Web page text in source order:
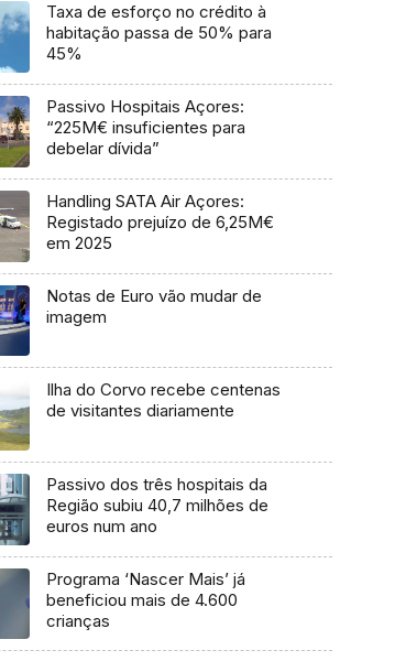
Taxa de esforço no crédito à
habitação passa de 50% para
45%
Passivo Hospitais Açores:
“225M€ insuficientes para
debelar dívida”
Handling SATA Air Açores:
Registado prejuízo de 6,25M€
em 2025
Notas de Euro vão mudar de
imagem
Ilha do Corvo recebe centenas
de visitantes diariamente
Passivo dos três hospitais da
Região subiu 40,7 milhões de
euros num ano
Programa ‘Nascer Mais’ já
beneficiou mais de 4.600
crianças